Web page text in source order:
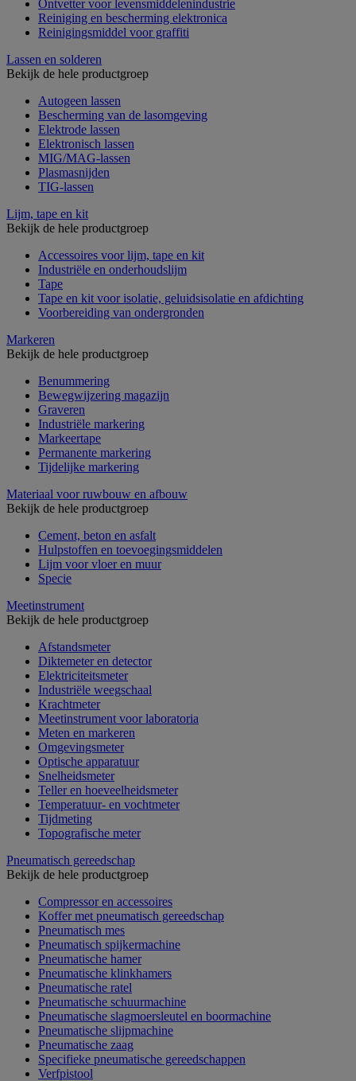
Ontvetter voor levensmiddelenindustrie
Reiniging en bescherming elektronica
Reinigingsmiddel voor graffiti
Lassen en solderen
Bekijk de hele productgroep
Autogeen lassen
Bescherming van de lasomgeving
Elektrode lassen
Elektronisch lassen
MIG/MAG-lassen
Plasmasnijden
TIG-lassen
Lijm, tape en kit
Bekijk de hele productgroep
Accessoires voor lijm, tape en kit
Industriële en onderhoudslijm
Tape
Tape en kit voor isolatie, geluidsisolatie en afdichting
Voorbereiding van ondergronden
Markeren
Bekijk de hele productgroep
Benummering
Bewegwijzering magazijn
Graveren
Industriële markering
Markeertape
Permanente markering
Tijdelijke markering
Materiaal voor ruwbouw en afbouw
Bekijk de hele productgroep
Cement, beton en asfalt
Hulpstoffen en toevoegingsmiddelen
Lijm voor vloer en muur
Specie
Meetinstrument
Bekijk de hele productgroep
Afstandsmeter
Diktemeter en detector
Elektriciteitsmeter
Industriële weegschaal
Krachtmeter
Meetinstrument voor laboratoria
Meten en markeren
Omgevingsmeter
Optische apparatuur
Snelheidsmeter
Teller en hoeveelheidsmeter
Temperatuur- en vochtmeter
Tijdmeting
Topografische meter
Pneumatisch gereedschap
Bekijk de hele productgroep
Compressor en accessoires
Koffer met pneumatisch gereedschap
Pneumatisch mes
Pneumatisch spijkermachine
Pneumatische hamer
Pneumatische klinkhamers
Pneumatische ratel
Pneumatische schuurmachine
Pneumatische slagmoersleutel en boormachine
Pneumatische slijpmachine
Pneumatische zaag
Specifieke pneumatische gereedschappen
Verfpistool